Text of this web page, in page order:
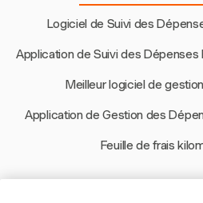
Logiciel de Suivi des
Application de Suivi des Dépenses
Meilleur logiciel de
Application de Gestion des
Feuille de frais